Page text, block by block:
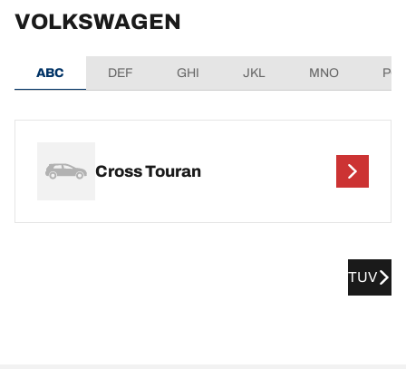
VOLKSWAGEN
ABC DEF GHI JKL MNO
Cross Touran
TUV